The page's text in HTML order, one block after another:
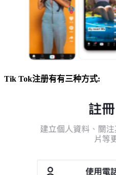
Tik Tok注册有有三种方式: